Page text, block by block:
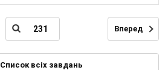
Вперед
Список всіх завдань